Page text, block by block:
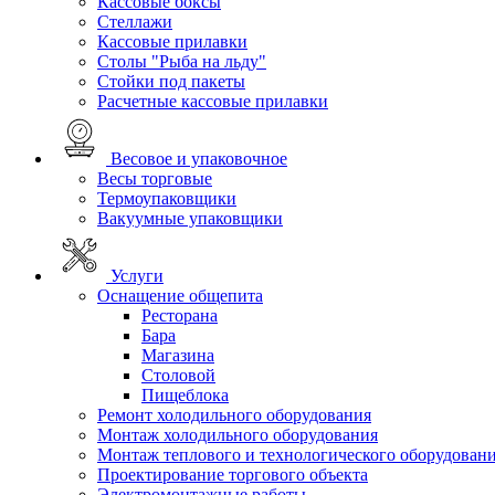
Стеллажи
Кассовые прилавки
Столы "Рыба на льду"
Стойки под пакеты
Расчетные кассовые прилавки
Весовое и упаковочное
Весы торговые
Термоупаковщики
Вакуумные упаковщики
Услуги
Оснащение общепита
Ресторана
Бара
Магазина
Столовой
Пищеблока
Ремонт холодильного оборудования
Монтаж холодильного оборудования
Монтаж теплового и технологического
Проектирование торгового объекта